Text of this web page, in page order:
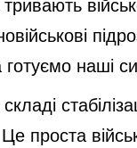
наші
проста